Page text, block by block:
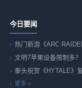
今日要闻
热门新游《ARC
文明7苹果设备限制多
拳头祝贺《HYTALE》
更多 »